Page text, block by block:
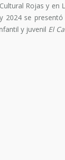
Rojas y
2024 se
y juvenil El